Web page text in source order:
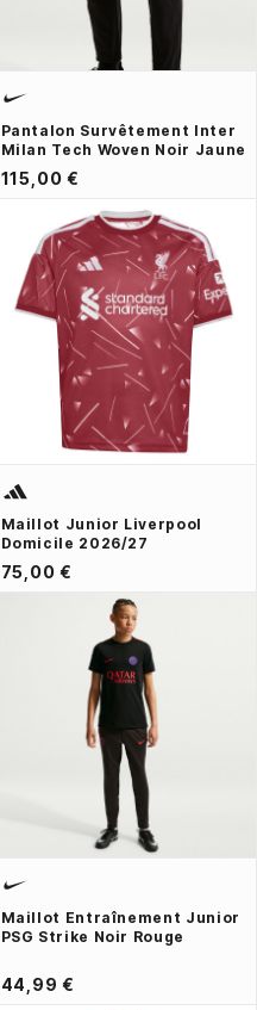
Pantalon Survêtement Inter
Milan Tech Woven Noir Jaune
115,00 €
Maillot Junior Liverpool
Domicile 2026/27
75,00 €
Maillot Entraînement Junior
PSG Strike Noir Rouge
44,99 €